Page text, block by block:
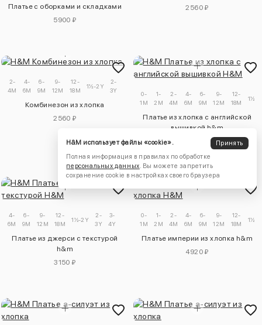
Платье с оборками и складками
5900 ₽
2560 ₽
2-
4M
4-
6M
6-
9M
9-
12M
12-
18M
1½-2Y
2-
3Y
Комбинезон из хлопка
2560 ₽
0-
1M
1-
2M
2-
4M
4-
6M
6-
9M
9-
12M
12-
18M
1½-
Платье из хлопка с английской
вышивкой h&m
4-
6M
6-
9M
9-
12M
12-
18M
1½-2Y
2-
3Y
3-
4Y
Платье из джерси с текстурой
h&m
3150 ₽
0-
1M
1-
2M
2-
4M
4-
6M
6-
9M
9-
12M
12-
18M
1½-
Платье империи из хлопка h&m
4920 ₽
H&M использует файлы «cookie».
Принять
Полная информация в правилах по обработке
персональных данных. Вы можете запретить
сохранение cookie в настройках своего браузера